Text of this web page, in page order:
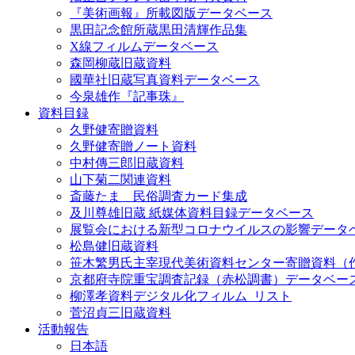
『美術画報』所載図版データベース
黒田記念館所蔵黒田清輝作品集
X線フィルムデータベース
森岡柳蔵旧蔵資料
國華社旧蔵写真資料データベース
今泉雄作『記事珠』
資料目録
久野健寄贈資料
久野健寄贈ノート資料
中村傳三郎旧蔵資料
山下菊二関連資料
斎藤たま 民俗調査カード集成
及川尊雄旧蔵 紙媒体資料目録データベース
展覧会における新型コロナウイルスの影響データ
松島健旧蔵資料
笹木繁男氏主宰現代美術資料センター寄贈資料（
京都府寺院重宝調査記録（赤松調書）データベー
柳澤孝資料デジタル化フィルム_リスト
菅沼貞三旧蔵資料
活動報告
日本語